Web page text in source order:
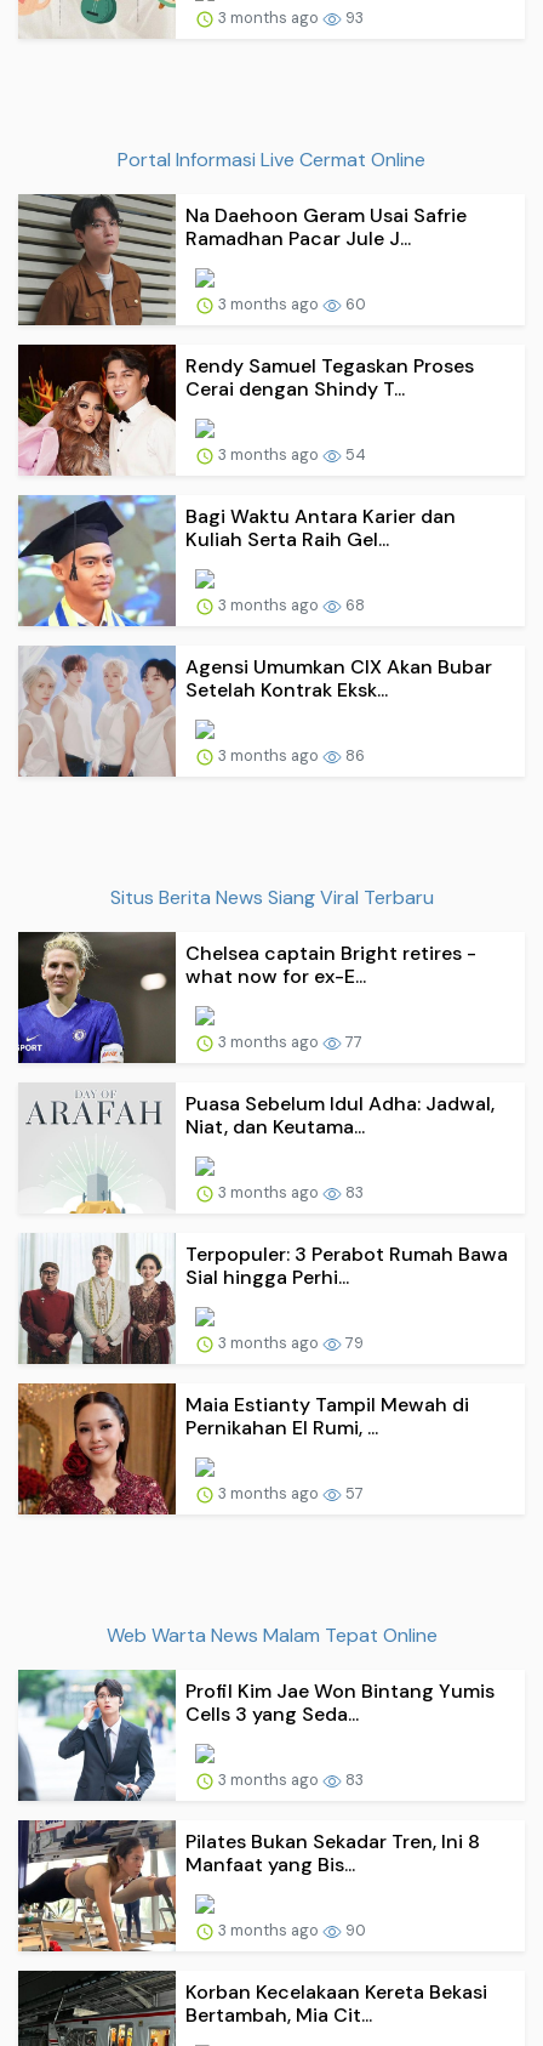
3 months ago 93
Portal Informasi Live Cermat Online
Na Daehoon Geram Usai Safrie
Ramadhan Pacar Jule J...
3 months ago 60
Rendy Samuel Tegaskan Proses
Cerai dengan Shindy T...
3 months ago 54
Bagi Waktu Antara Karier dan
Kuliah Serta Raih Gel...
3 months ago 68
Agensi Umumkan CIX Akan Bubar
Setelah Kontrak Eksk...
3 months ago 86
Situs Berita News Siang Viral Terbaru
Chelsea captain Bright retires -
what now for ex-E...
3 months ago 77
Puasa Sebelum Idul Adha: Jadwal,
Niat, dan Keutama...
3 months ago 83
Terpopuler: 3 Perabot Rumah Bawa
Sial hingga Perhi...
3 months ago 79
Maia Estianty Tampil Mewah di
Pernikahan El Rumi, ...
3 months ago 57
Web Warta News Malam Tepat Online
Profil Kim Jae Won Bintang Yumis
Cells 3 yang Seda...
3 months ago 83
Pilates Bukan Sekadar Tren, Ini 8
Manfaat yang Bis...
3 months ago 90
Korban Kecelakaan Kereta Bekasi
Bertambah, Mia Cit...